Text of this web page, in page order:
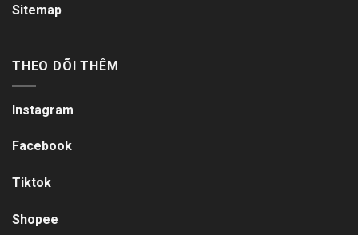
Sitemap
THEO DÕI THÊM
Instagram
Facebook
Tiktok
Shopee